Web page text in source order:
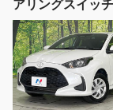
アリングスイッ
イト